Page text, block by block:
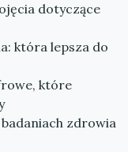
dotyczące
która lepsza do
które
zdrowia